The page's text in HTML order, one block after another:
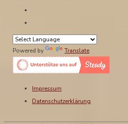
Powered by Translate
Impressum
Datenschutzerklärung